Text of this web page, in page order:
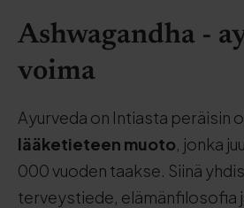
Ashwagandha -
voima
Ayurveda on Intiasta peräisin
lääketieteen muoto, jonka
000 vuoden taakse. Siinä
terveystiede, elämänfilosofia